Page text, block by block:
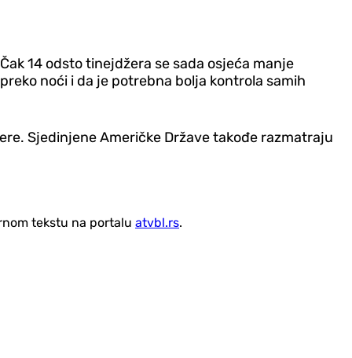
14 odsto tinejdžera se sada osjeća manje
noći i da je potrebna bolja kontrola samih
Sjedinjene Američke Države takođe razmatraju
tekstu na portalu atvbl.rs.